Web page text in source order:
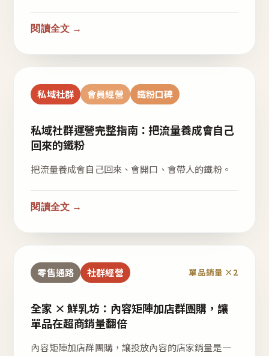
閱讀全文 →
私域社群 會員經營 鐵粉口碑
私域社群運營完整指南：把流量養成會自己
回來的鐵粉
把流量養成會自己回來、會開口、會帶人的鐵粉。
閱讀全文 →
零售通路 社群經營 單品銷量 ×2
全家 × 鮮乳坊：內容矩陣加店群團購，讓
單品在超商銷量翻倍
內容矩陣加店群團購，讓投放內容的店家銷量是一